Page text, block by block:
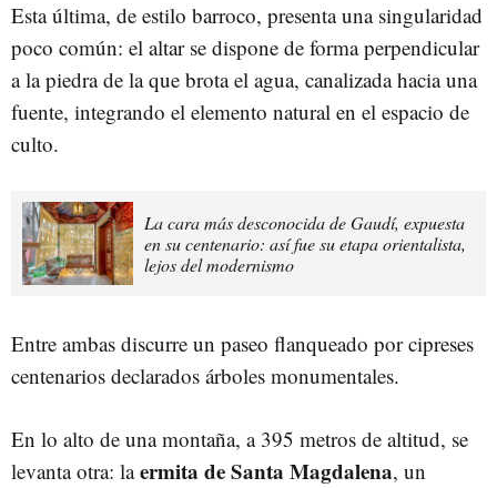
Esta última, de estilo barroco, presenta una singularidad
poco común: el altar se dispone de forma perpendicular
a la piedra de la que brota el agua, canalizada hacia una
fuente, integrando el elemento natural en el espacio de
culto.
La cara más desconocida de Gaudí, expuesta
en su centenario: así fue su etapa orientalista,
lejos del modernismo
Entre ambas discurre un paseo flanqueado por cipreses
centenarios declarados árboles monumentales.
En lo alto de una montaña, a 395 metros de altitud, se
levanta otra: laermita de Santa Magdalena, un